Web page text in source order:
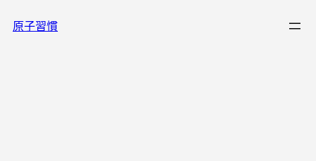
至原子習慣